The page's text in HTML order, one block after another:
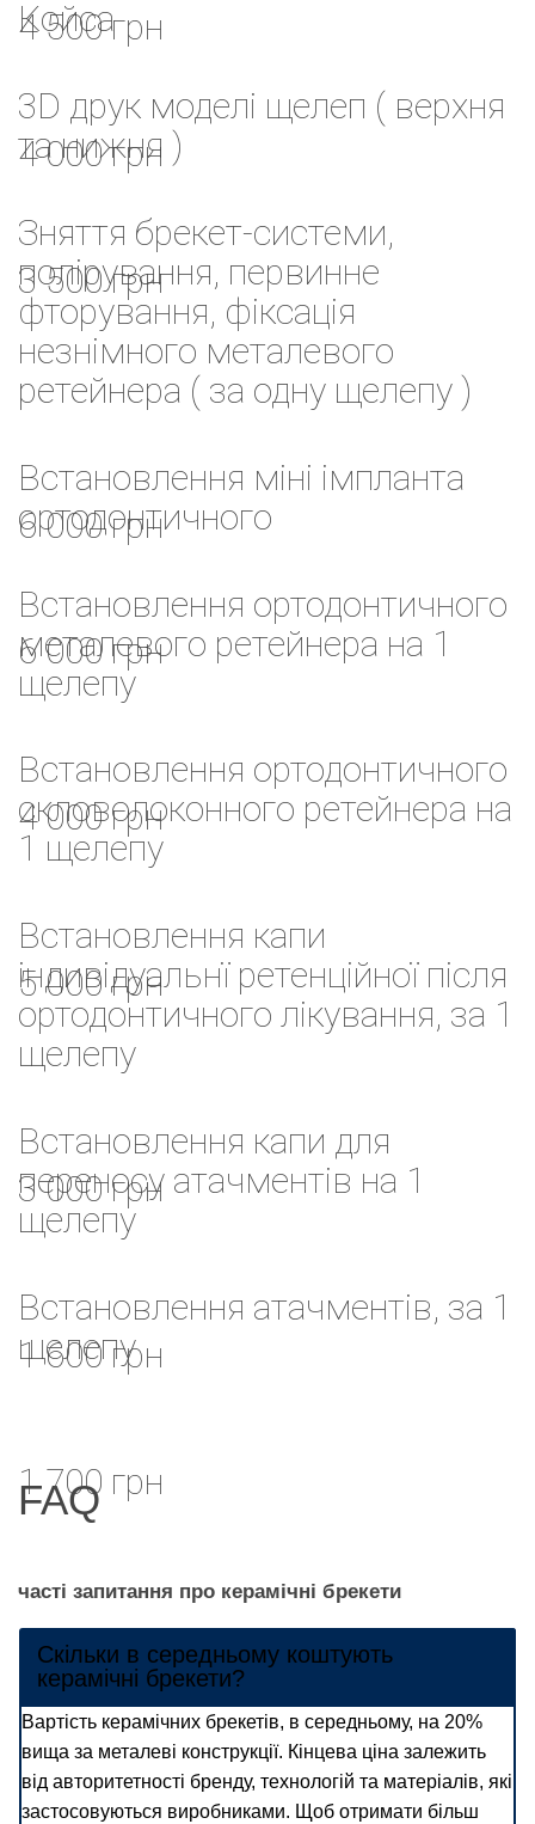
4 500 грн
Койса
4 000 грн
3D друк моделі щелеп ( верхня
та нижня )
3 500 грн
Зняття брекет-системи,
полірування, первинне
фторування, фіксація
незнімного металевого
ретейнера ( за одну щелепу )
6 000 грн
Встановлення міні імпланта
ортодонтичного
6 000 грн
Встановлення ортодонтичного
металевого ретейнера на 1
щелепу
4 000 грн
Встановлення ортодонтичного
скловолоконного ретейнера на
1 щелепу
5 000 грн
Встановлення капи
індивідуальнї ретенційної після
ортодонтичного лікування, за 1
щелепу
3 000 грн
Встановлення капи для
переносу атачментів на 1
щелепу
1 600 грн
Встановлення атачментів, за 1
щелепу
1 700 грн
FAQ
часті запитання про керамічні брекети
Скільки в середньому коштують
керамічні брекети?
Вартість керамічних брекетів, в середньому, на 20%
вища за металеві конструкції. Кінцева ціна залежить
від авторитетності бренду, технологій та матеріалів, які
застосовуються виробниками. Щоб отримати більш